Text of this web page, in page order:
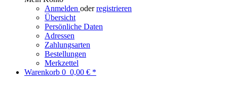
Anmelden oderregistrieren
Übersicht
Persönliche Daten
Adressen
Zahlungsarten
Bestellungen
Merkzettel
Warenkorb 0 0,00 € *